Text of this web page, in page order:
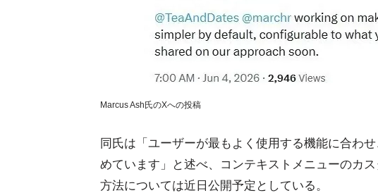
Marcus Ash氏のXへの投稿
同氏は「ユーザーが最もよく使用する機能に合わ
めています」と述べ、コンテキストメニューのカ
方法については近日公開予定としている。